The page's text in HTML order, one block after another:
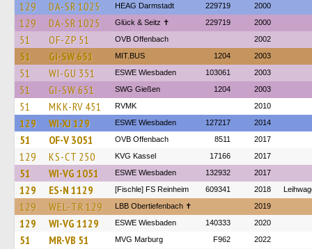
129 DA-SR 1025 HEAG Darmstadt 229719 2000
129 DA-SR 1025 Glück & Seitz ✝ 229719 2000
51 OF-ZP 51 OVB Offenbach 2002
51 GI-SW 651 MIT.BUS 1204 2003
51 WI-GU 351 ESWE Wiesbaden 103061 2003
51 GI-SW 651 SWG Gießen 1204 2003
51 MKK-RV 451 RVMK 2010
129 WI-XJ 129 ESWE Wiesbaden 127217 2014
51 OF-V 3051 OVB Offenbach 8511 2017
129 KS-CT 250 KVG Kassel 17166 2017
51 WI-VG 1051 ESWE Wiesbaden 132932 2017
129 ES-N 1129 [Fischle] FS Reinheim 609341 2018
129 WEL-TR 129 LBB Obertiefenbach ✝ 2019
129 WI-VG 1129 ESWE Wiesbaden 140333 2020
51 MR-VB 51 MVG Marburg F962 2022